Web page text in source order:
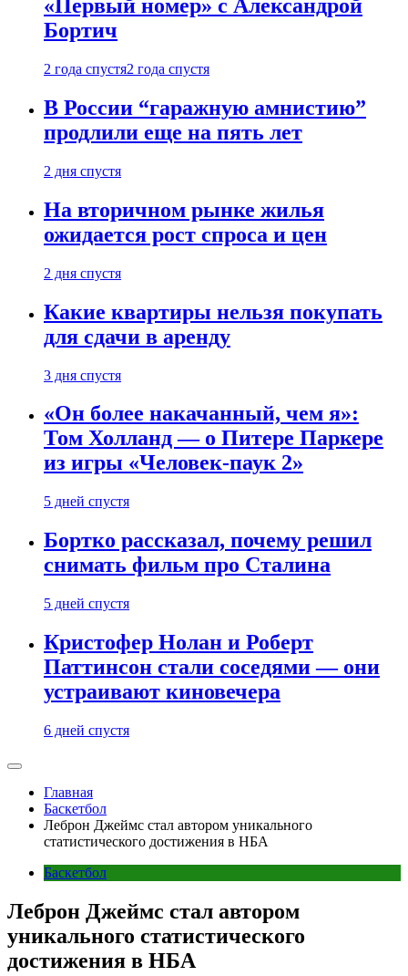
«Первый номер» с Александрой
Бортич
2 года спустя2 года спустя
В России “гаражную амнистию”
продлили еще на пять лет
2 дня спустя
На вторичном рынке жилья
ожидается рост спроса и цен
2 дня спустя
Какие квартиры нельзя покупать
для сдачи в аренду
3 дня спустя
«Он более накачанный, чем я»:
Том Холланд — о Питере Паркере
из игры «Человек-паук 2»
5 дней спустя
Бортко рассказал, почему решил
снимать фильм про Сталина
5 дней спустя
Кристофер Нолан и Роберт
Паттинсон стали соседями — они
устраивают киновечера
6 дней спустя
Главная
Баскетбол
Леброн Джеймс стал автором уникального
статистического достижения в НБА
Баскетбол
Леброн Джеймс стал автором
уникального статистического
достижения в НБА